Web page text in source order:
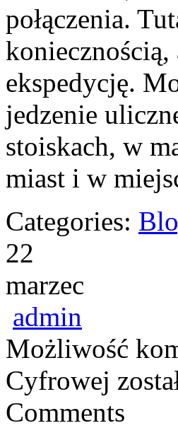
połączenia.
koniecznością,
ekspedycję.
jedzenie
stoiskach, w
miast i w
Categories:
22
marzec
admin
Możliwość
Cyfrowej
Comments